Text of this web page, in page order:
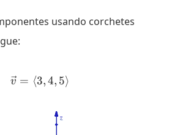
usando corchetes
\vec{v} = \langle 3, 4, 5
v = ⟨3,4, 5⟩